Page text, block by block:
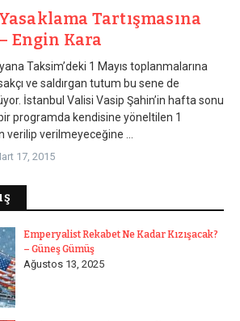
Yasaklama Tartışmasına
Engin Kara
Taksim’deki 1 Mayıs toplanmalarına
ve saldırgan tutum bu sene de
İstanbul Valisi Vasip Şahin’in hafta sonu
bir programda kendisine yöneltilen 1
verilip verilmeyeceğine ...
17, 2015
Emperyalist Rekabet Ne Kadar Kızışacak?
– Güneş Gümüş
Ağustos 13, 2025